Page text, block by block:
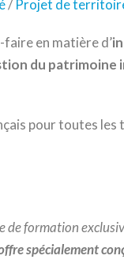
/Projet de
en matière d’
du patrimoine
pour toutes les
de formation
spécialement